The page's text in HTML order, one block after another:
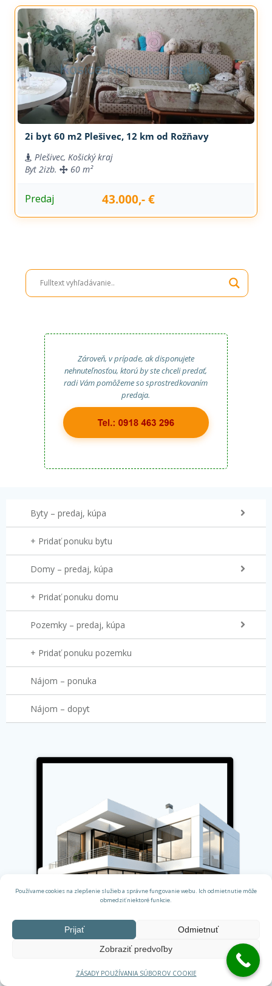
Používame cookies na zlepšenie služieb a správne fungovanie webu. Ich odmietnutie môže
obmedziť niektoré funkcie.
Prijať
Odmietnuť
Zobraziť predvoľby
ZÁSADY POUŽÍVANIA SÚBOROV COOKIE
2i byt 60 m2 Plešivec, 12 km od Rožňavy
Plešivec, Košický kraj
Byt 2izb. 60 m²
Predaj 43.000,- €
Zároveň, v prípade, ak disponujete
nehnuteľnosťou, ktorú by ste chceli predať,
radi Vám pomôžeme so sprostredkovaním
predaja.
Byty – predaj, kúpa
+ Pridať ponuku bytu
Domy – predaj, kúpa
+ Pridať ponuku domu
Pozemky – predaj, kúpa
+ Pridať ponuku pozemku
Nájom – ponuka
Nájom – dopyt